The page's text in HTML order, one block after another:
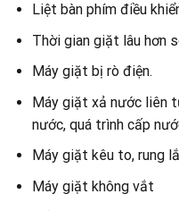
Liệt bàn phím điều
Thời gian giặt lâu hơn
Máy giặt bị rò điện.
Máy giặt xả nước liên
nước, quá trình cấp
Máy giặt kêu to, rung
Máy giặt không vắt